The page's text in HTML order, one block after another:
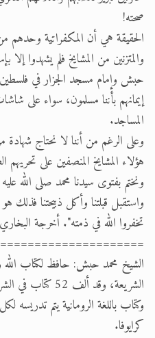
صحته!
الحقيقة هي أن المكفراتية وحدهم
والمتزنين من المشايخ فلم يشهدوا إلا
حبش وإمام مسجد الجزار في
إيمانهم بأننا مسلمون، سواء على
المساجد.
وعلى الرغم من أننا لا نحتاج شهادة
هؤلاء المشايخ المنصفين على
ونختم بفتوى سيدنا محمد صلى الله
واستقبل قبلتنا وأكل ذبيحتنا فذلك
تخفروا الله في ذمته". أخرجة
الشيخ محمد حبش: حافظ لكتاب الله
وكتاب باللغة الرومانية يتم
كرايوفا.